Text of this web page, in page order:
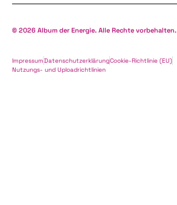
© 2026 Album der Energie. Alle Rechte vorbehalten.
ImpressumDatenschutzerklärungCookie-Richtlinie (EU)
Nutzungs- und Uploadrichtlinien